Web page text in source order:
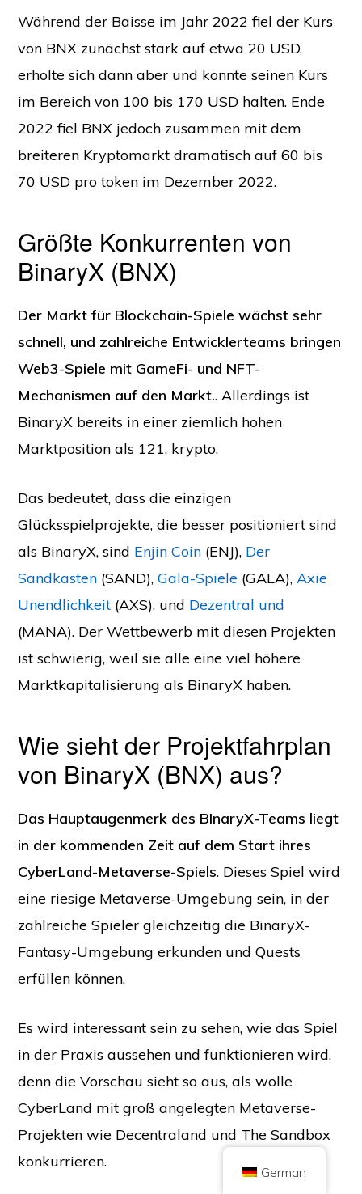
Während der Baisse im Jahr 2022 fiel der Kurs
von BNX zunächst stark auf etwa 20 USD,
erholte sich dann aber und konnte seinen Kurs
im Bereich von 100 bis 170 USD halten. Ende
2022 fiel BNX jedoch zusammen mit dem
breiteren Kryptomarkt dramatisch auf 60 bis
70 USD pro token im Dezember 2022.
Größte Konkurrenten von
BinaryX (BNX)
Der Markt für Blockchain-Spiele wächst sehr
schnell, und zahlreiche Entwicklerteams bringen
Web3-Spiele mit GameFi- und NFT-
Mechanismen auf den Markt.. Allerdings ist
BinaryX bereits in einer ziemlich hohen
Marktposition als 121. krypto.
Das bedeutet, dass die einzigen
Glücksspielprojekte, die besser positioniert sind
als BinaryX, sind Enjin Coin (ENJ), Der
Sandkasten (SAND),Gala-Spiele (GALA),Axie
Unendlichkeit (AXS), und Dezentral und
(MANA). Der Wettbewerb mit diesen Projekten
ist schwierig, weil sie alle eine viel höhere
Marktkapitalisierung als BinaryX haben.
Wie sieht der Projektfahrplan
von BinaryX (BNX) aus?
Das Hauptaugenmerk des BInaryX-Teams liegt
in der kommenden Zeit auf dem Start ihres
CyberLand-Metaverse-Spiels. Dieses Spiel wird
eine riesige Metaverse-Umgebung sein, in der
zahlreiche Spieler gleichzeitig die BinaryX-
Fantasy-Umgebung erkunden und Quests
erfüllen können.
Es wird interessant sein zu sehen, wie das Spiel
in der Praxis aussehen und funktionieren wird,
denn die Vorschau sieht so aus, als wolle
CyberLand mit groß angelegten Metaverse-
Projekten wie Decentraland und The Sandbox
konkurrieren.
Copyright © 2026 Brilliant British Ltd handelnd als Coin Kickoff
Anschrift: 2nd Floor 167-169 Great Portland Street, London, Vereinigtes
Königreich, W1W 5PF
Der Inhalt dient zu Informationszwecken und stellt keine Anlageberatung
Kryptowährungen werden nicht von der britischen Finanzaufsichtsbehörde
durch das britische Entschädigungssystem für Finanzdienstleistungen
(Financial Services Compensation Scheme) oder dem Zuständigkeitsbereich
des britischen Financial Ombudsman Service. Investitionen in
Kryptowährungen sind mit Risiken verbunden und Kryptowährungen
Gewinne aus dem Verkauf von Kryptowährungen kann eine
Kapitalertragssteuer anfallen.
DATENSCHUTZBESTIMMUNGEN KONTAKT
German